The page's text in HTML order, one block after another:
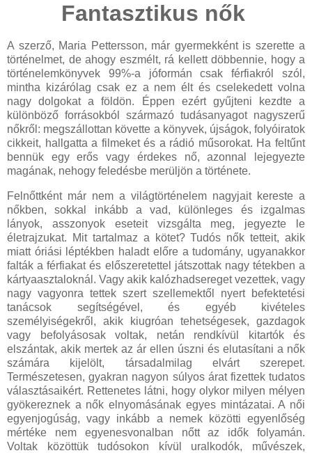
Fantasztikus nők
A szerző, Maria Pettersson, már gyermekként is szerette a
történelmet, de ahogy eszmélt, rá kellett döbbennie, hogy a
történelemkönyvek 99%-a jóformán csak férfiakról szól,
mintha kizárólag csak ez a nem élt és cselekedett volna
nagy dolgokat a földön. Éppen ezért gyűjteni kezdte a
különböző forrásokból származó tudásanyagot nagyszerű
nőkről: megszállottan követte a könyvek, újságok, folyóiratok
cikkeit, hallgatta a filmeket és a rádió műsorokat. Ha feltűnt
bennük egy erős vagy érdekes nő, azonnal lejegyezte
magának, nehogy feledésbe merüljön a története.
Felnőttként már nem a világtörténelem nagyjait kereste a
nőkben, sokkal inkább a vad, különleges és izgalmas
lányok, asszonyok eseteit vizsgálta meg, jegyezte le
életrajzukat. Mit tartalmaz a kötet? Tudós nők tetteit, akik
miatt óriási léptékben haladt előre a tudomány, ugyanakkor
falták a férfiakat és előszeretettel játszottak nagy tétekben a
kártyaasztaloknál. Vagy akik kalózhadsereget vezettek, vagy
nagy vagyonra tettek szert szellemektől nyert befektetési
tanácsok segítségével, és egyéb kivételes
személyiségekről, akik kiugróan tehetségesek, gazdagok
vagy befolyásosak voltak, netán rendkívül kitartók és
elszántak, akik mertek az ár ellen úszni és elutasítani a nők
számára kijelölt, társadalmilag elvárt szerepet.
Természetesen, gyakran nagyon súlyos árat fizettek tudatos
választásaikért. Rettenetes látni, hogy olykor milyen mélyen
gyökereznek a nők elnyomásának egyes mintázatai. A női
egyenjogúság, vagy inkább a nemek közötti egyenlőség
mértéke nem egyenesvonalban nőtt az idők folyamán.
Voltak közöttük tudósokon kívül uralkodók, művészek,